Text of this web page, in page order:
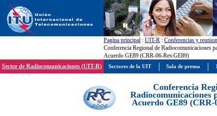
Pagína principal : UIT-R : Conferencias y
Conferencia Regional de Radiocomunicaciones
Acuerdo GE89 (CRR-06-Rev.GE89)
Sector de Radiocomunicaciones (UIT-R)
Conferencia
Radiocomunicaciones
Acuerdo GE89 (CRR-
Sectores de la UIT Sala de prensa